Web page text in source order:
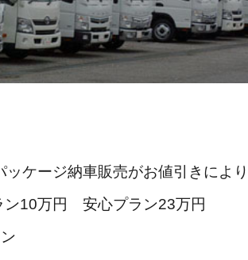
ケージ納車販売がお値引きにより
10万円 安心プラン23万円